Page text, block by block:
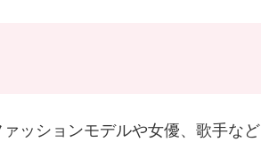
ッションモデルや女優、歌手など